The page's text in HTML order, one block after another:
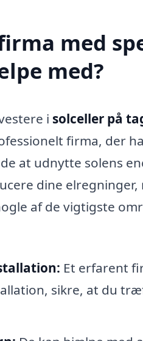
med
med?
i solceller på
firma, der
at udnytte solens
dine
af de vigtigste
Et erfarent
sikre, at du